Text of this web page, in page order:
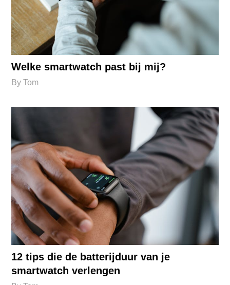
Welke smartwatch past bij mij?
ByTom
12 tips die de batterijduur van je
smartwatch verlengen